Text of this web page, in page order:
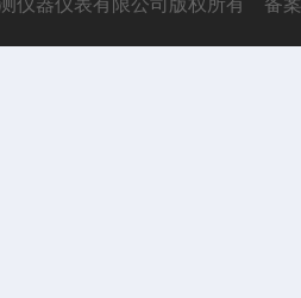
仪器仪表有限公司版权所有 备